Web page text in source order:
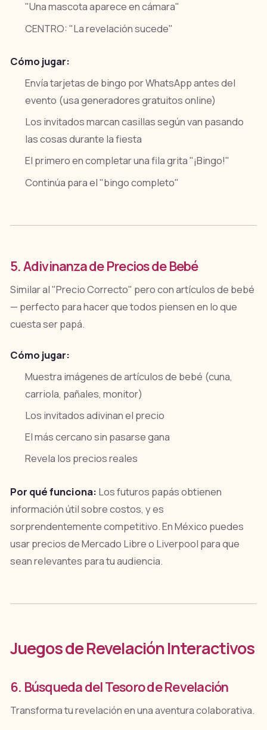
"Una mascota aparece en cámara"
CENTRO: "La revelación sucede"
Cómo jugar:
Envía tarjetas de bingo por WhatsApp antes del
evento (usa generadores gratuitos online)
Los invitados marcan casillas según van pasando
las cosas durante la fiesta
El primero en completar una fila grita "¡Bingo!"
Continúa para el "bingo completo"
5. Adivinanza de Precios de Bebé
Similar al "Precio Correcto" pero con artículos de bebé
— perfecto para hacer que todos piensen en lo que
cuesta ser papá.
Cómo jugar:
Muestra imágenes de artículos de bebé (cuna,
carriola, pañales, monitor)
Los invitados adivinan el precio
El más cercano sin pasarse gana
Revela los precios reales
Por qué funciona: Los futuros papás obtienen
información útil sobre costos, y es
sorprendentemente competitivo. En México puedes
usar precios de Mercado Libre o Liverpool para que
sean relevantes para tu audiencia.
Juegos de Revelación Interactivos
6. Búsqueda del Tesoro de Revelación
Transforma tu revelación en una aventura colaborativa.